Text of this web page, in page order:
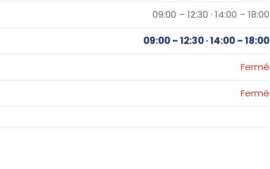
09:00 – 12:30 · 14:00 – 18:00
09:00 – 12:30 · 14:00 – 18:00
Fermé
Fermé